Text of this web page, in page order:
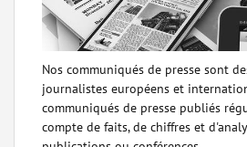
Nos communiqués de presse sont
journalistes européens et
communiqués de presse publiés
compte de faits, de chiffres et